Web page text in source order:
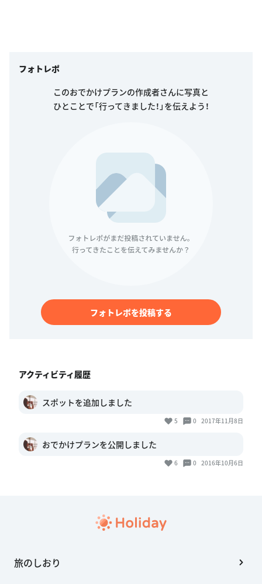
フォトレポ
このおでかけプランの作成者さんに写真と
ひとことで「行ってきました！」を伝えよう！
フォトレポを投稿する
アクティビティ履歴
スポットを追加しました
5 0 2017年11月8日
おでかけプランを公開しました
6 0 2016年10月6日
旅のしおり